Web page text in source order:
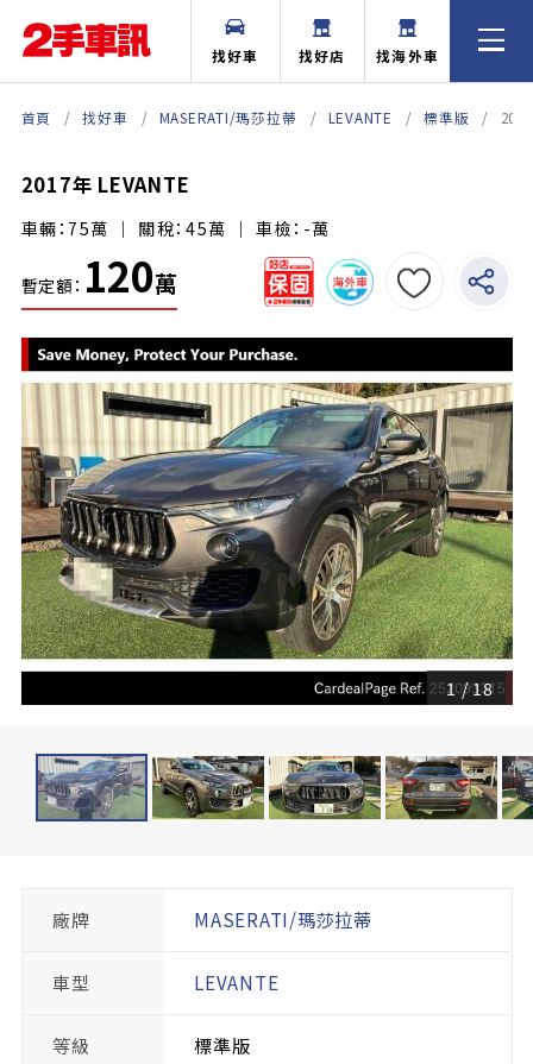
找好車 找好店 找海外車
首頁 找好車 MASERATI/瑪莎拉蒂 LEVANTE 標準版
2017年 LEVANTE
車輛：75萬 ｜ 關稅：45萬 ｜ 車檢：-萬
暫定額： 120萬
1/18
廠牌 MASERATI/瑪莎拉蒂
車型 LEVANTE
等級 標準版